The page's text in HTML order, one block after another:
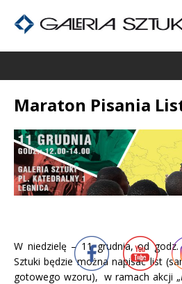
Maraton Pisania
W niedzielę – 11 grudnia, od
Sztuki będzie można napisać list
gotowego wzoru), w ramach akcji „